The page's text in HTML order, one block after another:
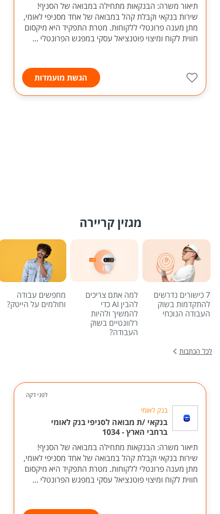
תיאור משרה: הבנקאות מתחילה במבואה של הסניף!
שירות בנקאי וקבלת קהל במבואה של אחד מסניפי לאומי,
מתן מענה פרונטלי ללקוחות. מטרת התפקיד היא מיקסום
חווית לקוח ומיצוי פוטנציאל עסקי במפגש הפרונטלי ...
הגשת מועמדות
מגזין קריירה
7 כישורים נדרשים
להתקדמות בשוק
העבודה הנוכחי
למה אתם צריכים
להבין AI כדי
להמשיך ולהיות
רלוונטיים בשוק
העבודה?
מחפשים עבודה
וחולמים על הייטק?
לכל הכתבות
לפני דקה
בנק לאומי
בנקאי /ת מבואה לסניפי בנק לאומי
ברחבי הארץ - 1034
תיאור משרה: הבנקאות מתחילה במבואה של הסניף!
שירות בנקאי וקבלת קהל במבואה של אחד מסניפי לאומי,
מתן מענה פרונטלי ללקוחות. מטרת התפקיד היא מיקסום
חווית לקוח ומיצוי פוטנציאל עסקי במפגש הפרונטלי ...